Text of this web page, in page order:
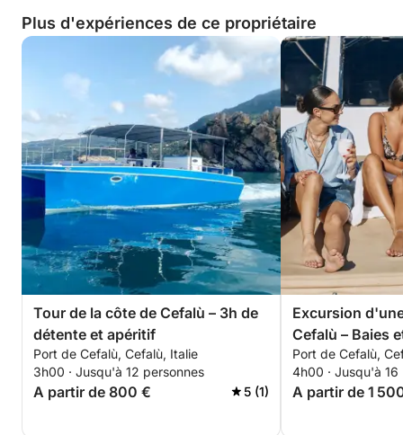
Plus d'expériences de ce propriétaire
Tour de la côte de Cefalù – 3h de
détente et apéritif
Port de Cefalù, Cefalù, Italie
3h00 · Jusqu'à 12 personnes
A partir de 800 € 5 (1)
Excursion
Cefalù – Baies
Port de Cefalù,
4h00 · Jusqu'à 16
A partir de 1